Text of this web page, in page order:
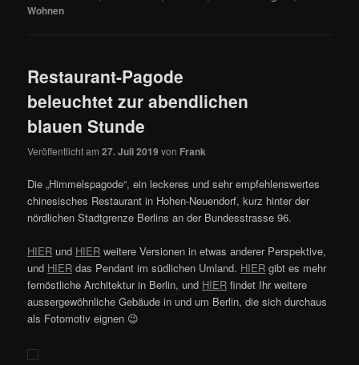
Wohnen
Restaurant-Pagode
beleuchtet zur abendlichen
blauen Stunde
Veröffentlicht am27. Juli 2019 von Frank
Die „Himmelspagode“, ein leckeres und sehr empfehlenswertes
chinesisches Restaurant in Hohen-Neuendorf, kurz hinter der
nördlichen Stadtgrenze Berlins an der Bundesstrasse 96.
HIER und HIER weitere Versionen in etwas anderer Perspektive,
und HIER das Pendant im südlichen Umland. HIER gibt es mehr
fernöstliche Architektur in Berlin, und HIER findet Ihr weitere
aussergewöhnliche Gebäude in und um Berlin, die sich durchaus
als Fotomotiv eignen 😉